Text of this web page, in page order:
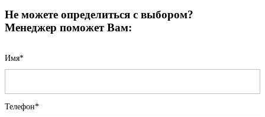
Не можете определиться с выбором?
Менеджер поможет Вам:
Имя*
Телефон*